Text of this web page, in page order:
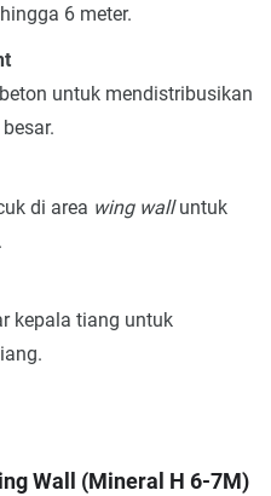
6 meter.
untuk mendistribusikan
di area wing walluntuk
kepala tiang untuk
Wall (Mineral H 6-7M)